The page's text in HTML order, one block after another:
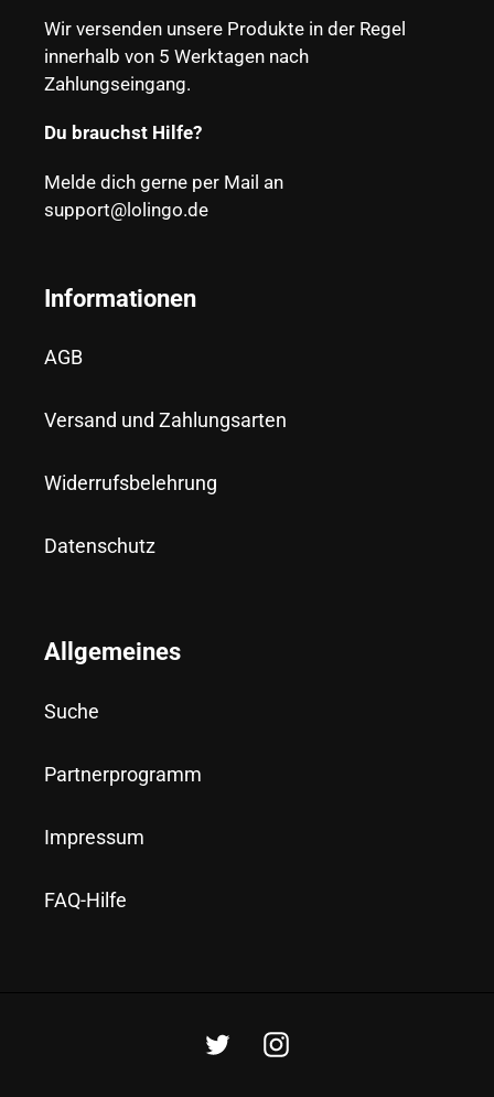
Wir versenden unsere Produkte in der Regel
innerhalb von 5 Werktagen nach
Zahlungseingang.
Du brauchst Hilfe?
Melde dich gerne per Mail an
support@lolingo.de
Informationen
AGB
Versand und Zahlungsarten
Widerrufsbelehrung
Datenschutz
Allgemeines
Suche
Partnerprogramm
Impressum
FAQ-Hilfe
TwitterInstagram